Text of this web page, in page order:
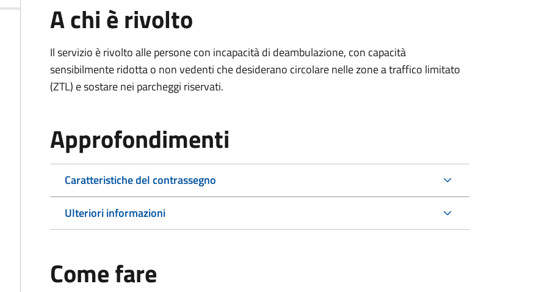
A chi è rivolto
Il servizio è rivolto alle persone con incapacità di deambulazione, con capacità
sensibilmente ridotta o non vedenti che desiderano circolare nelle zone a traffico limitato
(ZTL) e sostare nei parcheggi riservati.
Approfondimenti
Caratteristiche del contrassegno
Ulteriori informazioni
Come fare